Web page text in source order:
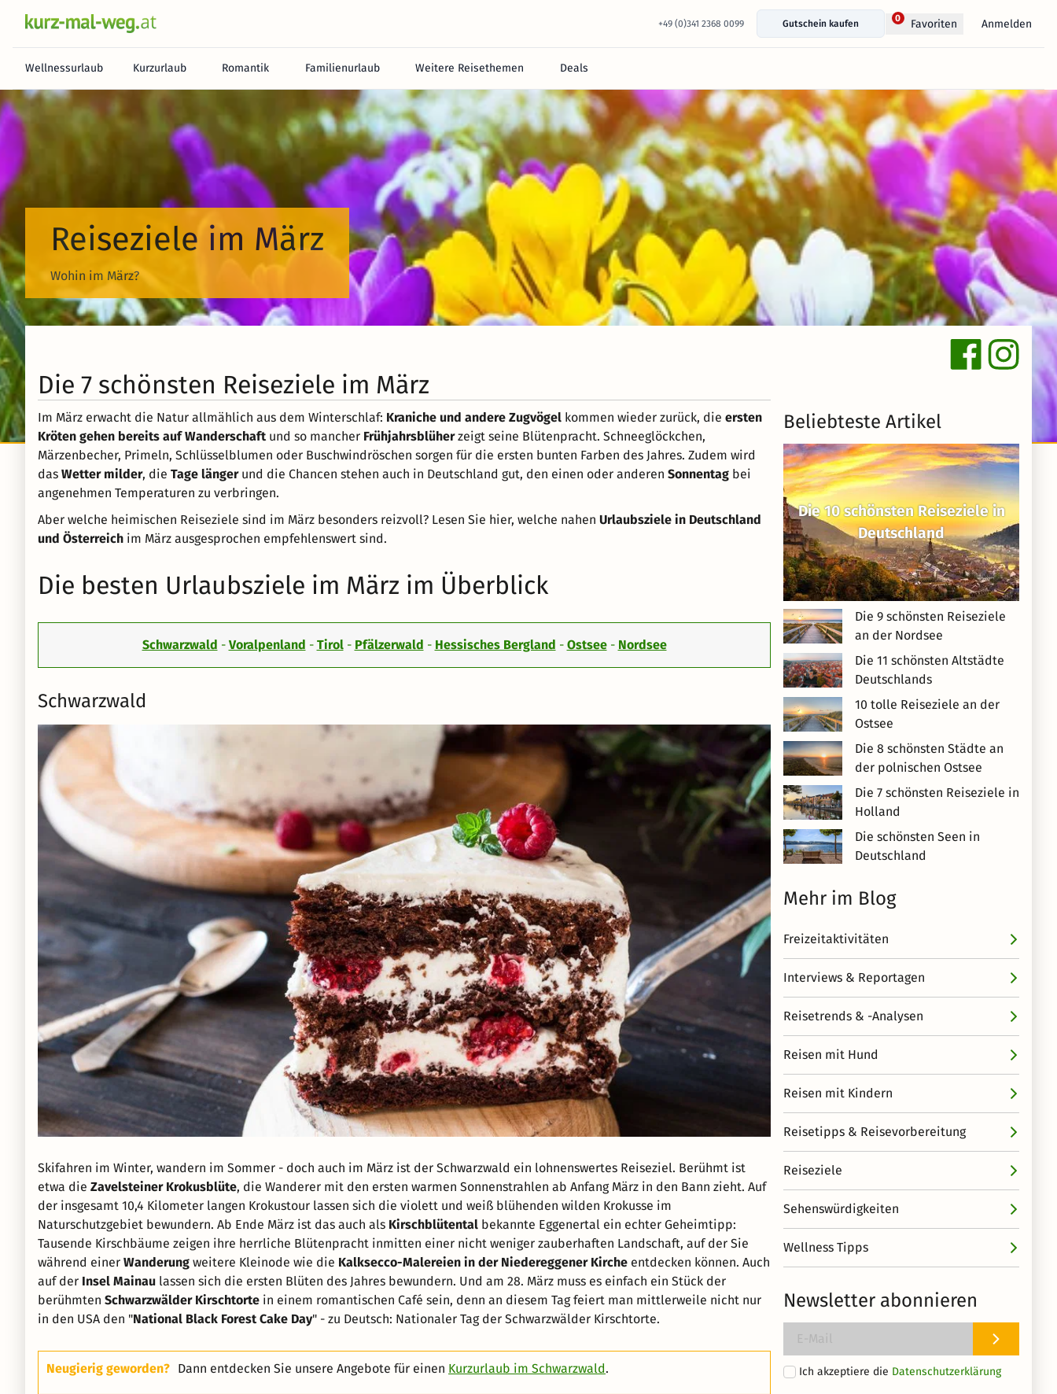
+49 (0)341 2368 0099 Gutschein kaufen
0 Favoriten Anmelden
Wellnessurlaub Kurzurlaub Romantik Familienurlaub Weitere Reisethemen Deals
Reiseziele im März
Wohin im März?
Die 7 schönsten Reiseziele im März
Im März erwacht die Natur allmählich aus dem Winterschlaf: Kraniche und andere Zugvögel kommen wieder zurück, die ersten
Kröten gehen bereits auf Wanderschaftund so mancher Frühjahrsblüherzeigt seine Blütenpracht. Schneeglöckchen,
Märzenbecher, Primeln, Schlüsselblumen oder Buschwindröschen sorgen für die ersten bunten Farben des Jahres. Zudem wird
das Wetter milder, die Tage längerund die Chancen stehen auch in Deutschland gut, den einen oder anderen Sonnentag bei
angenehmen Temperaturen zu verbringen.
Aber welche heimischen Reiseziele sind im März besonders reizvoll? Lesen Sie hier, welche nahen Urlaubsziele in Deutschland
und Österreich im März ausgesprochen empfehlenswert sind.
Die besten Urlaubsziele im März im Überblick
Schwarzwald - Voralpenland - Tirol- Pfälzerwald - Hessisches Bergland - Ostsee- Nordsee
Schwarzwald
Skifahren im Winter, wandern im Sommer - doch auch im März ist der Schwarzwald ein lohnenswertes Reiseziel. Berühmt ist
etwa die Zavelsteiner Krokusblüte, die Wanderer mit den ersten warmen Sonnenstrahlen ab Anfang März in den Bann zieht. Auf
der insgesamt 10,4 Kilometer langen Krokustour lassen sich die violett und weiß blühenden wilden Krokusse im
Naturschutzgebiet bewundern. Ab Ende März ist das auch als Kirschblütental bekannte Eggenertal ein echter Geheimtipp:
Tausende Kirschbäume zeigen ihre herrliche Blütenpracht inmitten einer nicht weniger zauberhaften Landschaft, auf der Sie
während einer Wanderung weitere Kleinode wie die Kalksecco-Malereien in der Niedereggener Kirche entdecken können. Auch
auf der Insel Mainau lassen sich die ersten Blüten des Jahres bewundern. Und am 28. März muss es einfach ein Stück der
berühmten Schwarzwälder Kirschtorte in einem romantischen Café sein, denn an diesem Tag feiert man mittlerweile nicht nur
in den USA den "National Black Forest Cake Day" - zu Deutsch: Nationaler Tag der Schwarzwälder Kirschtorte.
Neugierig geworden? Dann entdecken Sie unsere Angebote für einen Kurzurlaub im Schwarzwald.
Beliebteste Artikel
Die 10 schönsten Reiseziele in
Deutschland
Die 9 schönsten Reiseziele
an der Nordsee
Die 11 schönsten Altstädte
Deutschlands
10 tolle Reiseziele an der
Ostsee
Die 8 schönsten Städte an
der polnischen Ostsee
Die 7 schönsten Reiseziele in
Holland
Die schönsten Seen in
Deutschland
Mehr im Blog
Freizeitaktivitäten
Interviews & Reportagen
Reisetrends & -Analysen
Reisen mit Hund
Reisen mit Kindern
Reisetipps & Reisevorbereitung
Reiseziele
Sehenswürdigkeiten
Wellness Tipps
Newsletter abonnieren
Ich akzeptiere die Datenschutzerklärung